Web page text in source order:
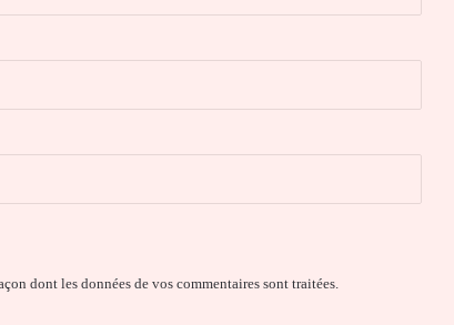
dont les données de vos commentaires sont traitées